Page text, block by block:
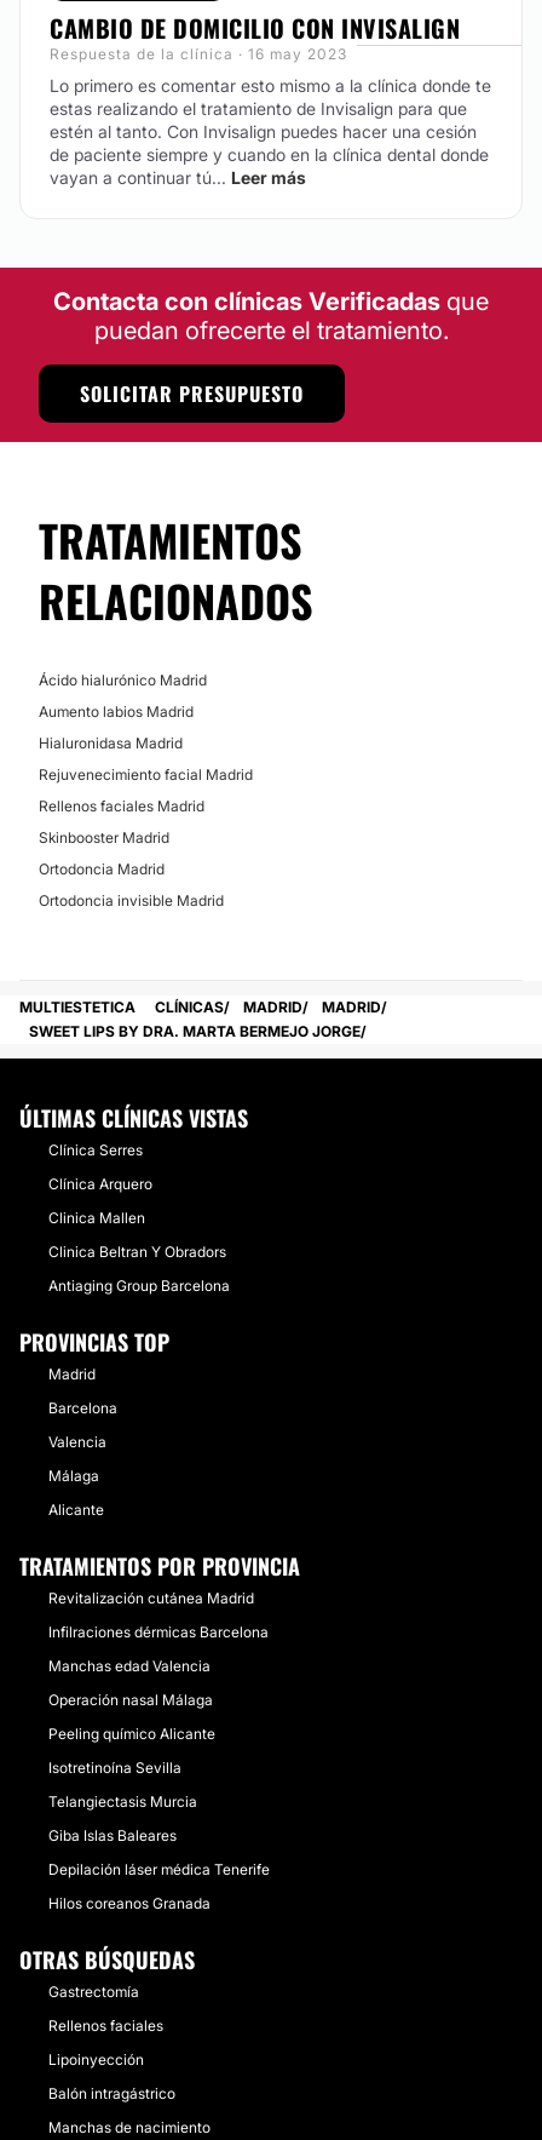
Atención en:
English
Español
Financiación o facilidades de pago:
No
Tarjeta de Crédito/Débito
Transferencia Bancaria
CAMBIO DE DOMICILIO CON INVISALIGN
Respuesta de la clínica · 16 may 2023
Lo primero es comentar esto mismo a la clínica donde te
estas realizando el tratamiento de Invisalign para que
estén al tanto. Con Invisalign puedes hacer una cesión
de paciente siempre y cuando en la clínica dental donde
vayan a continuar tú... Leer más
Contacta con clínicas Verificadas que
puedan ofrecerte el tratamiento.
SOLICITAR PRESUPUESTO
TRATAMIENTOS
RELACIONADOS
Ácido hialurónico Madrid
Aumento labios Madrid
Hialuronidasa Madrid
Rejuvenecimiento facial Madrid
Rellenos faciales Madrid
Skinbooster Madrid
Ortodoncia Madrid
Ortodoncia invisible Madrid
MULTIESTETICA CLÍNICAS MADRID
MADRID
SWEET LIPS BY DRA. MARTA BERMEJO JORGE
ÚLTIMAS CLÍNICAS VISTAS
Clínica Serres
Clínica Arquero
Clinica Mallen
Clinica Beltran Y Obradors
Antiaging Group Barcelona
PROVINCIAS TOP
Madrid
Barcelona
Valencia
Málaga
Alicante
TRATAMIENTOS POR PROVINCIA
Revitalización cutánea Madrid
Infilraciones dérmicas Barcelona
Manchas edad Valencia
Operación nasal Málaga
Peeling químico Alicante
Isotretinoína Sevilla
Telangiectasis Murcia
Giba Islas Baleares
Depilación láser médica Tenerife
Hilos coreanos Granada
OTRAS BÚSQUEDAS
Gastrectomía
Rellenos faciales
Lipoinyección
Balón intragástrico
Manchas de nacimiento